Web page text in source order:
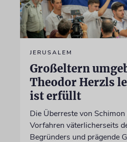
JERUSALEM
Großeltern
Theodor Herzls
ist erfüllt
Die Überreste von
Vorfahren väterlicherseits
Begründers und prägende